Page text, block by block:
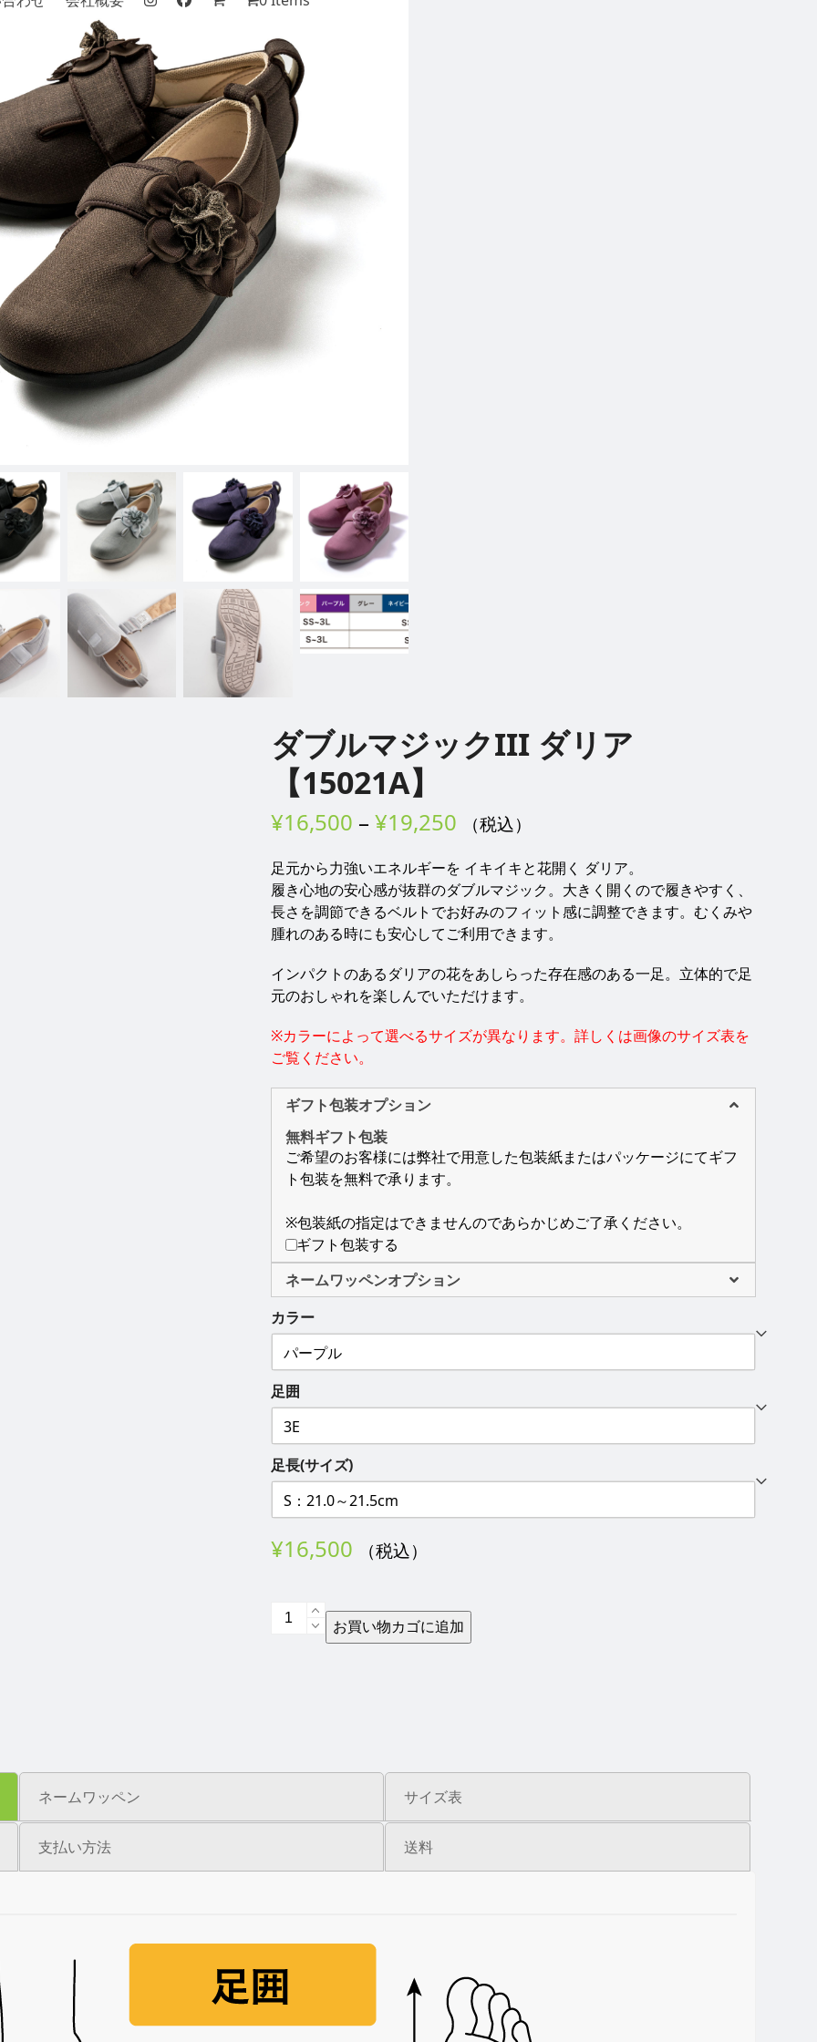
ダブルマジックIII ダリア
【15021A】
¥16,500 – ¥19,250価
帯:
¥16,500
¥19,250
（税込）
足元から力強いエネルギーを イキイキと花開く ダリア。
履き心地の安心感が抜群のダブルマジック。大きく開くので履きやすく、
長さを調節できるベルトでお好みのフィット感に調整できます。むくみや
腫れのある時にも安心してご利用できます。
インパクトのあるダリアの花をあしらった存在感のある一足。立体的で足
元のおしゃれを楽しんでいただけます。
※カラーによって選べるサイズが異なります。詳しくは画像のサイズ表を
ご覧ください。
ギフト包装オプション
無料ギフト包装
ご希望のお客様には弊社で用意した包装紙またはパッケージにてギフ
ト包装を無料で承ります。
※包装紙の指定はできませんのであらかじめご了承ください。
ギフト包装する
ネームワッペンオプション
カラー
足囲
足長(サイズ)
¥16,500 （税込）
個
お買い物カゴに追加
ネームワッペン サイズ表
支払い方法 送料